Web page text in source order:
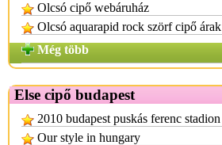
Olcsó cipő webáruház
Olcsó aquarapid rock szörf cipő árak
Még több
Else cipő budapest
2010 budapest puskás ferenc stadion
Our style in hungary